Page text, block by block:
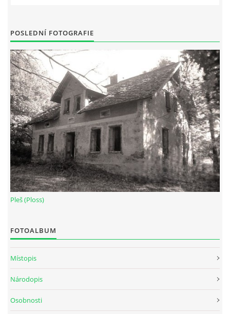
POSLEDNÍ FOTOGRAFIE
Pleš (Ploss)
FOTOALBUM
Místopis
Národopis
Osobnosti